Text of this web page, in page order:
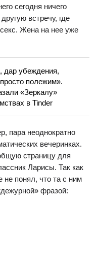
сегодня ничего
встречу, где
Жена на нее уже
дар убеждения,
полежим».
«Зеркалу»
в Tinder
пара неоднократно
вечеринках.
страницу для
Ларисы. Так как
не понял, что та с ним
фразой: